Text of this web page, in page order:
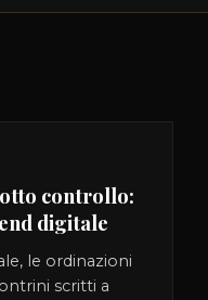
controllo:
digitale
le ordinazioni
scritti a